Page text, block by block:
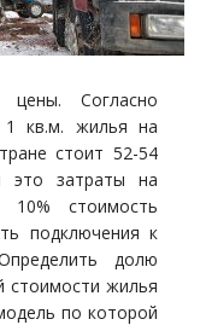
Согласно
1 кв.м. жилья на
стоит 52-54
это затраты на
10% стоимость
подключения к
долю
стоимости жилья
по которой